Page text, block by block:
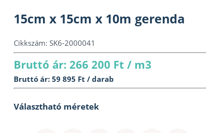
15cm x 15cm x 10m gerenda
Cikkszám: SK6-2000041
Bruttó ár: 266 200 Ft / m3
Bruttó ár: 59 895 Ft / darab
Választható méretek